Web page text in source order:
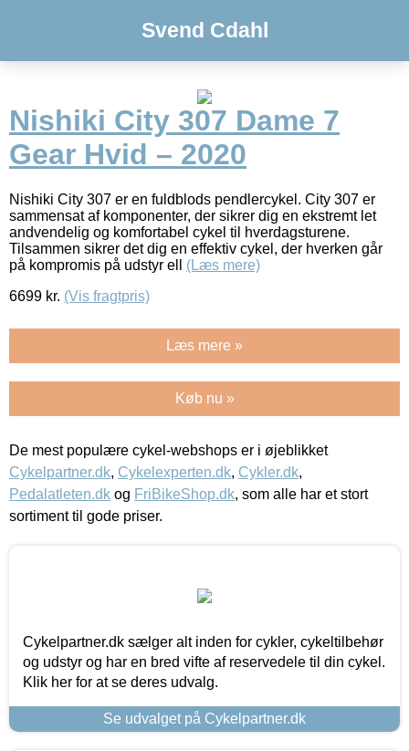
Svend Cdahl
Nishiki City 307 Dame 7
Gear Hvid – 2020
Nishiki City 307 er en fuldblods pendlercykel. City 307 er
sammensat af komponenter, der sikrer dig en ekstremt let
andvendelig og komfortabel cykel til hverdagsturene.
Tilsammen sikrer det dig en effektiv cykel, der hverken går
på kompromis på udstyr ell (Læs mere)
6699 kr. (Vis fragtpris)
Læs mere »
Køb nu »
De mest populære cykel-webshops er i øjeblikket
Cykelpartner.dk, Cykelexperten.dk, Cykler.dk,
Pedalatleten.dk og FriBikeShop.dk, som alle har et stort
sortiment til gode priser.
Cykelpartner.dk sælger alt inden for cykler, cykeltilbehør
og udstyr og har en bred vifte af reservedele til din cykel.
Klik her for at se deres udvalg.
Se udvalget på Cykelpartner.dk